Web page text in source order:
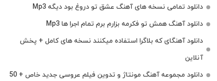
دانلود تمامی نسخه های آهنگ عشق تو دروغ بود دیگه Mp3
دانلود آهنگ همش تو فکرمه بزارم برم تمام اجرا ها Mp3
دانلود آهنگای که بلاگرا استفاده میکنند نسخه های کامل + پخش
آنلاین
دانلود مجموعه آهنگ مونتاژ و تدوین فیلم عروسی جدید خاص + 50